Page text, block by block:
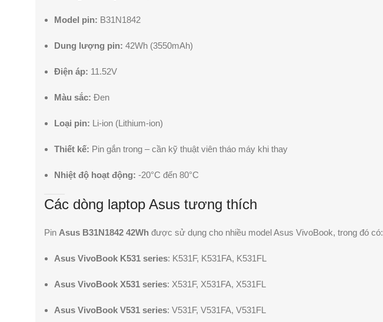
Model pin: B31N1842
Dung lượng pin: 42Wh (3550mAh)
Điện áp: 11.52V
Màu sắc: Đen
Loại pin: Li-ion (Lithium-ion)
Thiết kế: Pin gắn trong – cần kỹ thuật viên tháo máy khi thay
Nhiệt độ hoạt động: -20°C đến 80°C
Các dòng laptop Asus tương thích
Pin Asus B31N1842 42Wh được sử dụng cho nhiều model Asus VivoBook, trong đó có:
Asus VivoBook K531 series: K531F, K531FA, K531FL
Asus VivoBook X531 series: X531F, X531FA, X531FL
Asus VivoBook V531 series: V531F, V531FA, V531FL